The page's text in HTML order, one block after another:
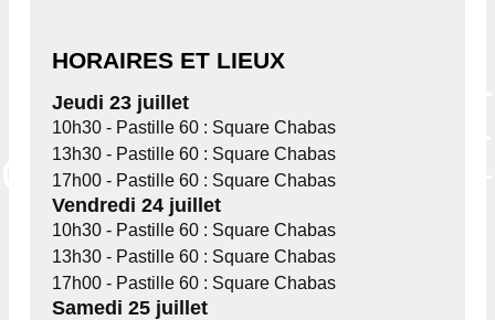
HORAIRES ET LIEUX
Jeudi 23 juillet
10h30 - Pastille 60 : Square Chabas
13h30 - Pastille 60 : Square Chabas
17h00 - Pastille 60 : Square Chabas
Vendredi 24 juillet
10h30 - Pastille 60 : Square Chabas
13h30 - Pastille 60 : Square Chabas
17h00 - Pastille 60 : Square Chabas
Samedi 25 juillet